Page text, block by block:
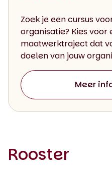
Zoek je een cursus
organisatie? Kies
maatwerktraject dat
doelen van jouw
Meer
Rooster